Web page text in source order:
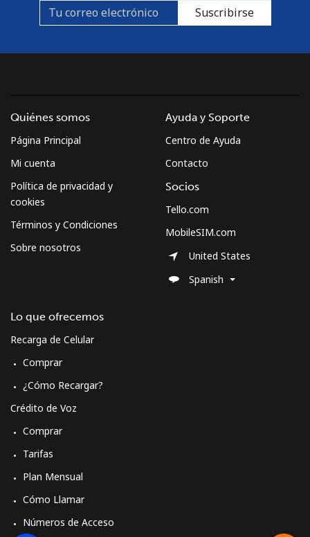
Suscribirse
Quiénes somos
Página Principal
Mi cuenta
Política de privacidad y
cookies
Términos y Condiciones
Sobre nosotros
Lo que ofrecemos
Recarga de Celular
Comprar
¿Cómo Recargar?
Crédito de Voz
Comprar
Tarifas
Plan Mensual
Cómo Llamar
Números de Acceso
Ayuda y Soporte
Centro de Ayuda
Contacto
Socios
Tello.com
MobileSIM.com
United States
Spanish